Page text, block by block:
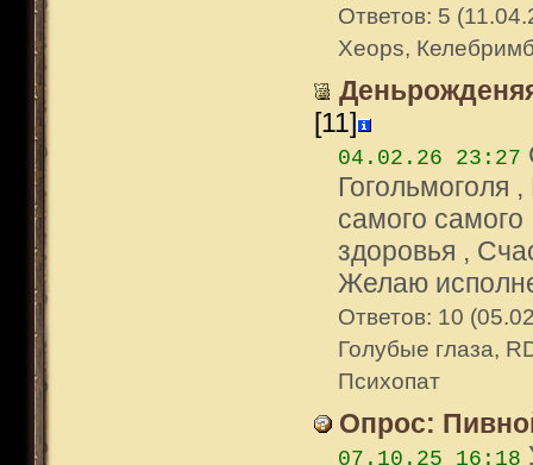
Ответов: 5
Xeops,
[11]
04.02.26 23:27
Гогольмоголя
самого самого
здоровья ,
Желаю
Ответов: 10
Голубые глаза,
Психопат
Опрос:
07.10.25 16:18